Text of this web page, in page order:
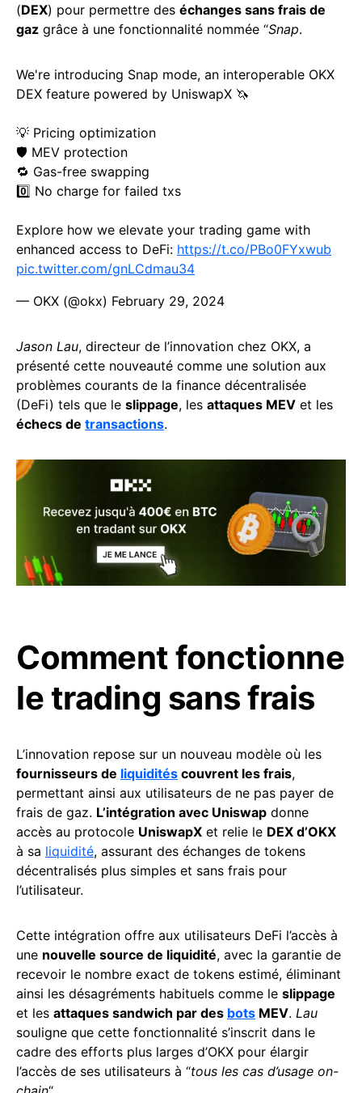
(DEX) pour permettre des échanges sans frais de
gaz grâce à une fonctionnalité nommée “Snap.
We're introducing Snap mode, an interoperable OKX
DEX feature powered by UniswapX 🦄
💡 Pricing optimization
🛡️ MEV protection
🔁 Gas-free swapping
0️⃣ No charge for failed txs
Explore how we elevate your trading game with
enhanced access to DeFi: https://t.co/PBo0FYxwub
pic.twitter.com/gnLCdmau34
— OKX (@okx) February 29, 2024
Jason Lau, directeur de l’innovation chez OKX, a
présenté cette nouveauté comme une solution aux
problèmes courants de la finance décentralisée
(DeFi) tels que le slippage, les attaques MEV et les
échecs de transactions.
Comment fonctionne
le trading sans frais
L’innovation repose sur un nouveau modèle où les
fournisseurs de liquidités couvrent les frais,
permettant ainsi aux utilisateurs de ne pas payer de
frais de gaz. L’intégration avec Uniswap donne
accès au protocole UniswapX et relie le DEX d’OKX
à sa liquidité, assurant des échanges de tokens
décentralisés plus simples et sans frais pour
l’utilisateur.
Cette intégration offre aux utilisateurs DeFi l’accès à
une nouvelle source de liquidité, avec la garantie de
recevoir le nombre exact de tokens estimé, éliminant
ainsi les désagréments habituels comme le slippage
et les attaques sandwich par des bots MEV. Lau
souligne que cette fonctionnalité s’inscrit dans le
cadre des efforts plus larges d’OKX pour élargir
l’accès de ses utilisateurs à “tous les cas d’usage on-